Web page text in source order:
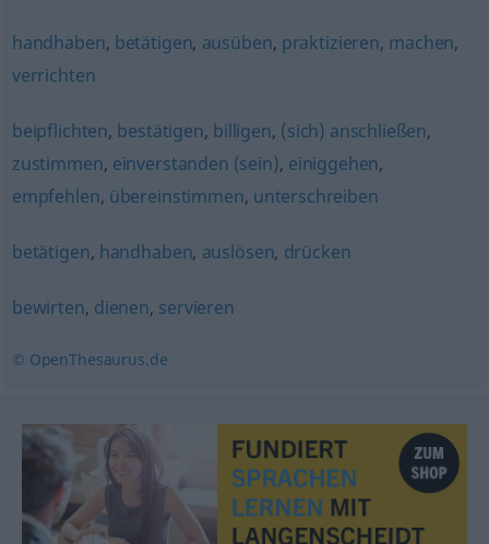
handhaben, betätigen, ausüben, praktizieren, machen,
verrichten
beipflichten, bestätigen, billigen, (sich) anschließen,
zustimmen, einverstanden (sein), einiggehen,
empfehlen, übereinstimmen, unterschreiben
betätigen, handhaben, auslösen, drücken
bewirten, dienen, servieren
© OpenThesaurus.de